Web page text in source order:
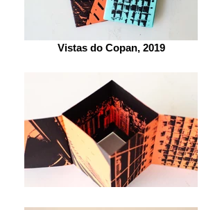
Vistas do Copan, 2019